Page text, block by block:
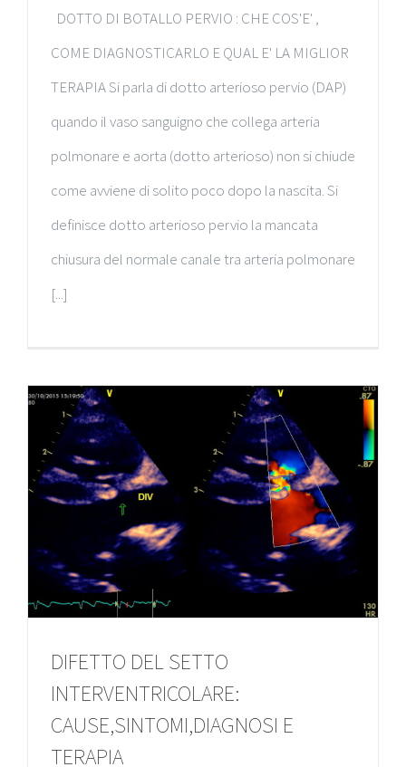
DOTTO DI BOTALLO PERVIO : CHE COS'E' ,
COME DIAGNOSTICARLO E QUAL E' LA MIGLIOR
TERAPIA Si parla di dotto arterioso pervio (DAP)
quando il vaso sanguigno che collega arteria
polmonare e aorta (dotto arterioso) non si chiude
come avviene di solito poco dopo la nascita. Si
definisce dotto arterioso pervio la mancata
chiusura del normale canale tra arteria polmonare
[...]
DIFETTO DEL SETTO
INTERVENTRICOLARE:
CAUSE,SINTOMI,DIAGNOSI E
TERAPIA